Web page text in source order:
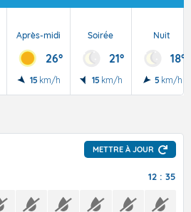
Après-midi
26°
15 km/h
Soirée
21°
15 km/h
Nuit
18°
5 km/h
METTRE À JOUR
12 : 35